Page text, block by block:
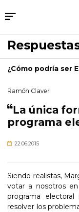
¿Cómo podría ser
Ramón Claver
La única
programa
22.06.2015
Siendo realistas,
votar a nosotros
programa
resolver los